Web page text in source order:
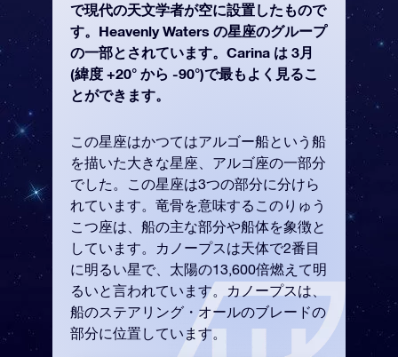
で現代の天文学者が空に設置したもので
す。Heavenly Waters の星座のグループ
の一部とされています。Carina は 3月
(緯度 +20° から -90°)で最もよく見るこ
とができます。
この星座はかつてはアルゴー船という船
を描いた大きな星座、アルゴ座の一部分
でした。この星座は3つの部分に分けら
れています。竜骨を意味するこのりゅう
こつ座は、船の主な部分や船体を象徴と
しています。カノープスは天体で2番目
に明るい星で、太陽の13,600倍燃えて明
るいと言われています。カノープスは、
船のステアリング・オールのブレードの
部分に位置しています。